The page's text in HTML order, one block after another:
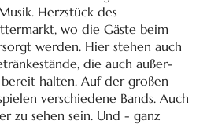
Herzstück des
wo die Gäste beim
werden. Hier stehen auch
die auch außer-
halten. Auf der großen
verschiedene Bands. Auch
zu sehen sein. Und - ganz